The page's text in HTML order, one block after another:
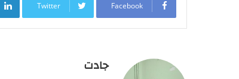
Facebook
Twitter
جادت